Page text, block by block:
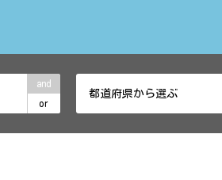
and
or
都道府県から選ぶ